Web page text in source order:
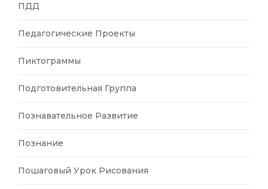
ПДД
Педагогические Проекты
Пиктограммы
Подготовительная Группа
Познавательное Развитие
Познание
Пошаговый Урок Рисования